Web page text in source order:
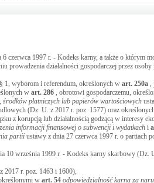
czerwca 1997 r. - Kodeks karny, a także o którym
prowadzenia działalności gospodarczej przez osoby
§ 1, wyborom i referendum, określonych w art. 250a ,
w art. 286 , obrotowi gospodarczemu,
środków płatniczych lub papierów wartościowych
(Dz. U. z 2017 r. poz. 1577) oraz
z korupcją lub działalnością godzącą w interesy
informacji finansowej o subwencji i wydatkach i
partii ustawy z dnia 27 czerwca 1997 r. o partiach
10 września 1999 r. - Kodeks karny skarbowy (Dz.
2017 r. poz. 1463 i 1600),
w art. 54 odpowiedzialność karna za